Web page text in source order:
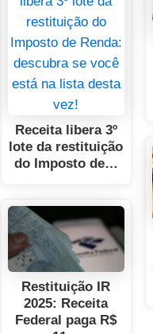
Receita libera 3º
lote da restituição
do Imposto de…
Restituição IR
2025: Receita
Federal paga R$